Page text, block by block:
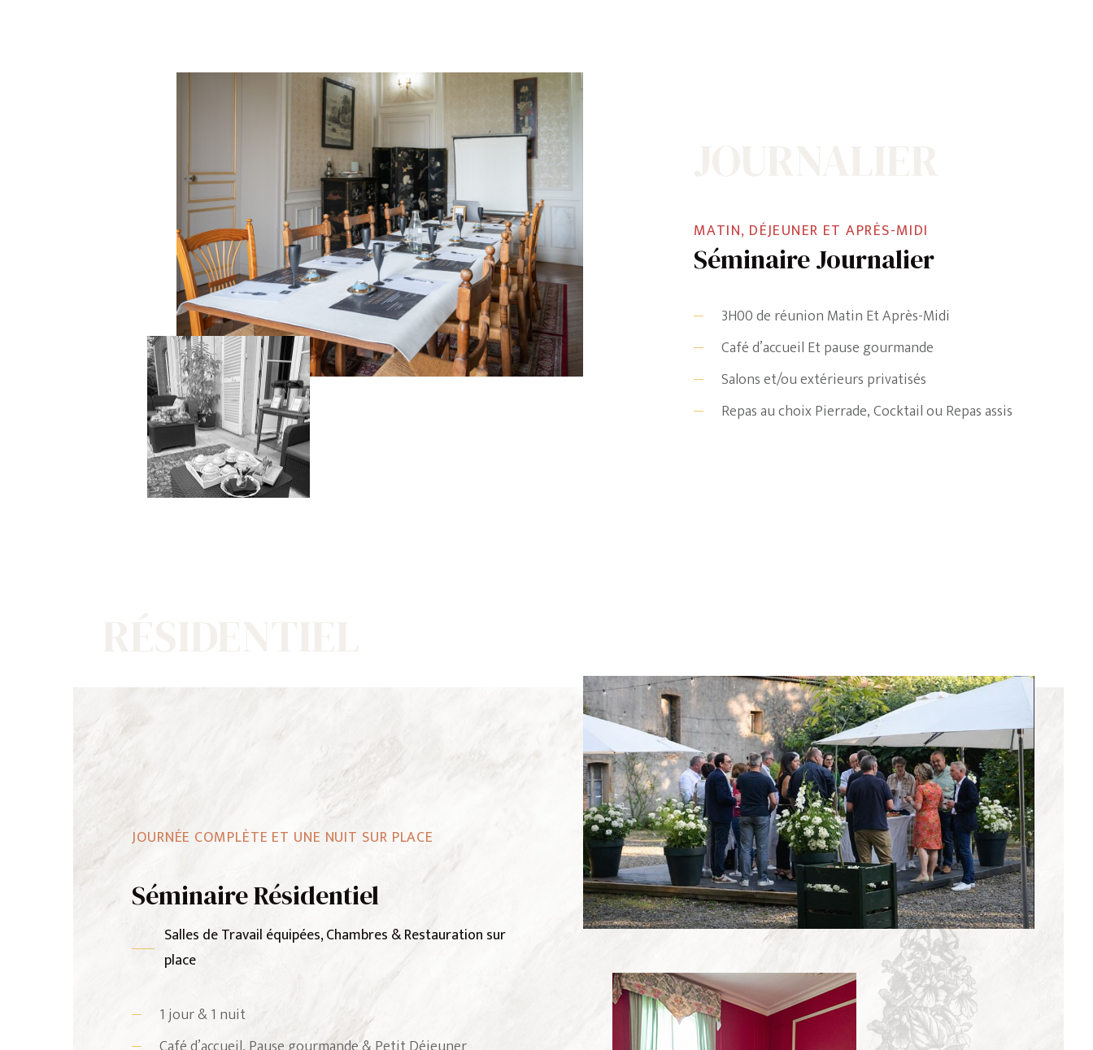
Séminaire Journalier
MATIN, DÉJEUNER ET APRÈS-MIDI
3H00 de réunion Matin Et Après-Midi
Café d’accueil Et pause gourmande
Salons et/ou extérieurs privatisés
Repas au choix Pierrade, Cocktail ou Repas assis
JOURNÉE COMPLÈTE ET UNE NUIT SUR PLACE
Séminaire Résidentiel
Salles de Travail équipées, Chambres & Restauration sur
place
1 jour & 1 nuit